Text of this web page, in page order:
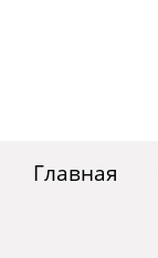
Главная